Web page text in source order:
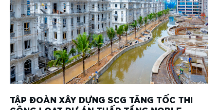
TẬP ĐOÀN XÂY DỰNG SCG TĂNG TỐC THI